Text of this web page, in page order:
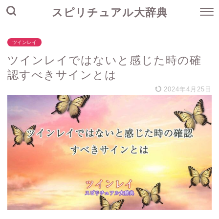
スピリチュアル大辞典
ツインレイ
ツインレイではないと感じた時の確
認すべきサインとは
2024年4月25日